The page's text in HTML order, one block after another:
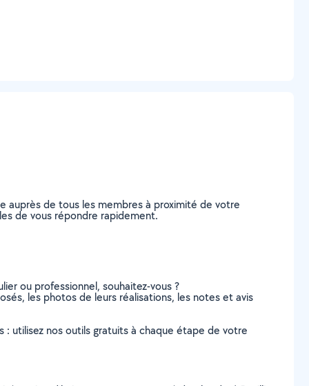
auprès de tous les membres à proximité de votre
de vous répondre rapidement.
ou professionnel, souhaitez-vous ?
les photos de leurs réalisations, les notes et avis
: utilisez nos outils gratuits à chaque étape de votre